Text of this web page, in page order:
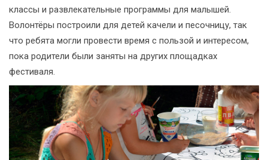
классы и развлекательные программы для малышей.
Волонтёры построили для детей качели и песочницу, так
что ребята могли провести время с пользой и интересом,
пока родители были заняты на других площадках
фестиваля.